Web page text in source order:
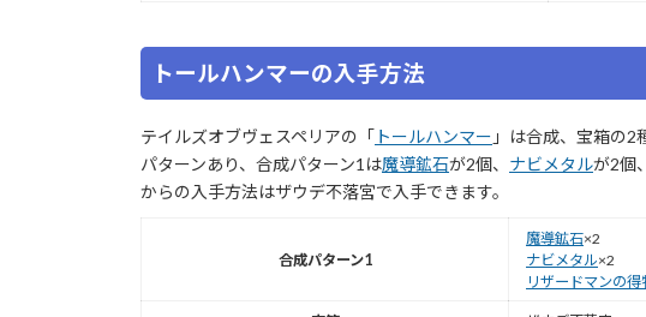
トールハンマーの入手方法
テイルズオブヴェスペリアの「 トールハンマー 」は合成、宝箱の2
パターンあり、合成パターン1は魔導鉱石が2個、 ナビメタルが2個、
からの入手方法はザウデ不落宮で入手できます。
合成パターン1
魔導鉱石×2
ナビメタル×2
リザードマンの得